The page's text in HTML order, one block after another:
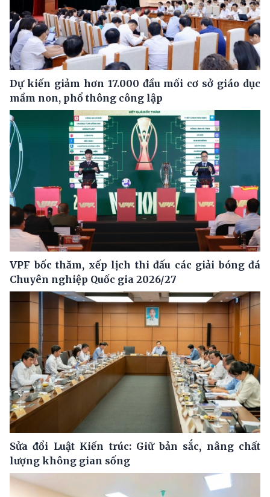
Dự kiến giảm hơn 17.000 đầu mối cơ sở giáo dục
mầm non, phổ thông công lập
VPF bốc thăm, xếp lịch thi đấu các giải bóng đá
Chuyên nghiệp Quốc gia 2026/27
Sửa đổi Luật Kiến trúc: Giữ bản sắc, nâng chất
lượng không gian sống